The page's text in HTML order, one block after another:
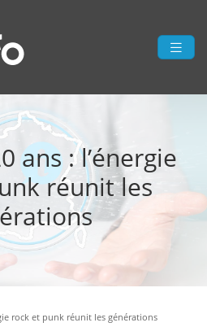
ans : l’énergie
réunit les
rock et punk réunit les générations